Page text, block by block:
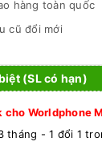
hàng toàn quốc
cũ đổi mới
(SL có hạn)
cho Worldphone
tháng - 1 đổi 1